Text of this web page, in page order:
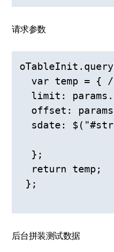
请求参数
var temp = { //
limit:
offset:
sdate:
  };
  return temp;
};
后台拼装测试数据